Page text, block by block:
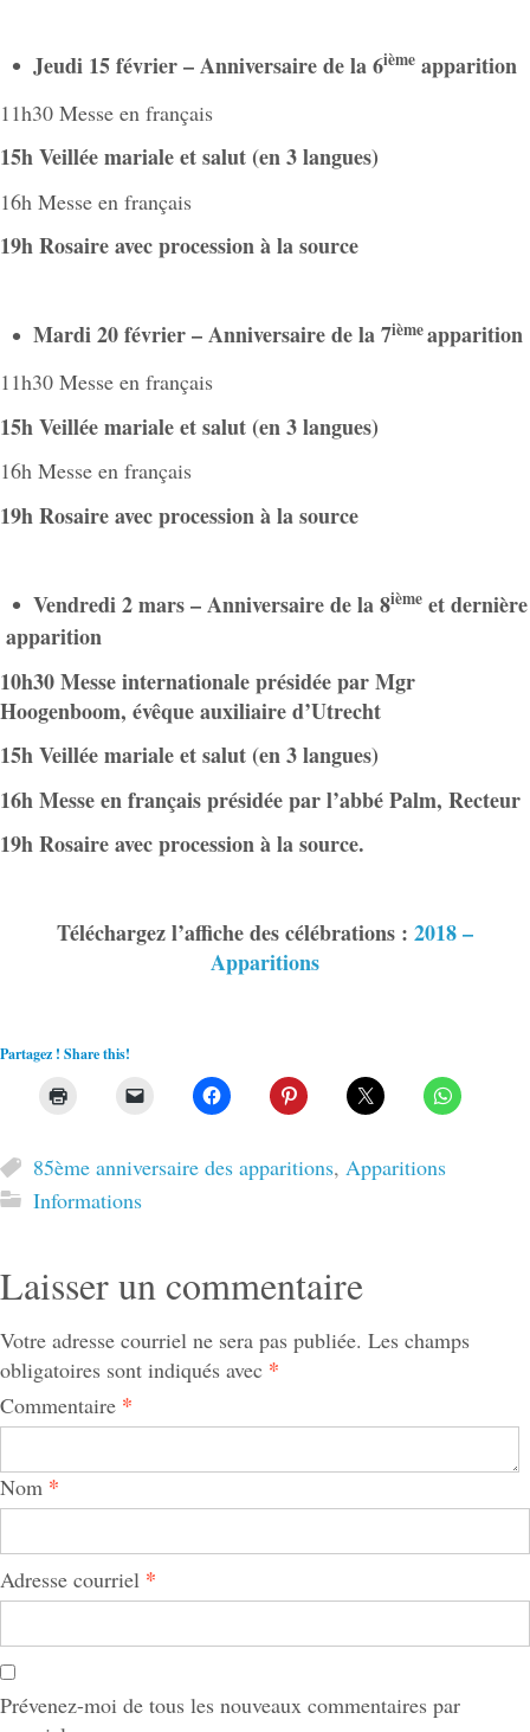
Jeudi 15 février – Anniversaire de la 6ième apparition
11h30 Messe en français
15h Veillée mariale et salut (en 3 langues)
16h Messe en français
19h Rosaire avec procession à la source
Mardi 20 février – Anniversaire de la 7ièmeapparition
11h30 Messe en français
15h Veillée mariale et salut (en 3 langues)
16h Messe en français
19h Rosaire avec procession à la source
Vendredi 2 mars – Anniversaire de la 8ième et dernière
apparition
10h30 Messe internationale présidée par Mgr
Hoogenboom, évêque auxiliaire d’Utrecht
15h Veillée mariale et salut (en 3 langues)
16h Messe en français présidée par l’abbé Palm, Recteur
19h Rosaire avec procession à la source.
Téléchargez l’affiche des célébrations : 2018 –
Apparitions
Partagez ! Share this!
85ème anniversaire des apparitions, Apparitions
Informations
Laisser un commentaire
Votre adresse courriel ne sera pas publiée. Les champs
obligatoires sont indiqués avec *
Commentaire *
Nom *
Adresse courriel *
Prévenez-moi de tous les nouveaux commentaires par